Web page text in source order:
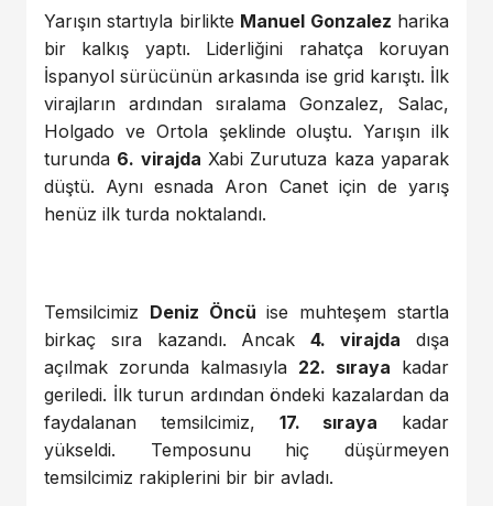
Yarışın startıyla birlikte Manuel Gonzalez harika
bir kalkış yaptı. Liderliğini rahatça koruyan
İspanyol sürücünün arkasında ise grid karıştı. İlk
virajların ardından sıralama Gonzalez, Salac,
Holgado ve Ortola şeklinde oluştu. Yarışın ilk
turunda 6. virajda Xabi Zurutuza kaza yaparak
düştü. Aynı esnada Aron Canet için de yarış
henüz ilk turda noktalandı.
Temsilcimiz Deniz Öncü ise muhteşem startla
birkaç sıra kazandı. Ancak4. virajda dışa
açılmak zorunda kalmasıyla 22. sıraya kadar
geriledi. İlk turun ardından öndeki kazalardan da
faydalanan temsilcimiz, 17. sıraya kadar
yükseldi. Temposunu hiç düşürmeyen
temsilcimiz rakiplerini bir bir avladı.